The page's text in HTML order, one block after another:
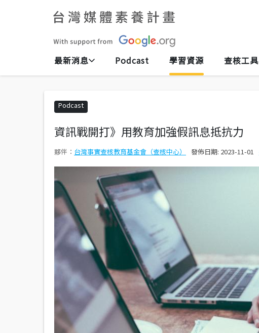
最新消息 Podcast 學習資源 查核工具
Podcast
資訊戰開打》用教育加強假訊息抵抗力
台灣事實查核教育基金會（查核中心） 發佈日期: 2023-11-01